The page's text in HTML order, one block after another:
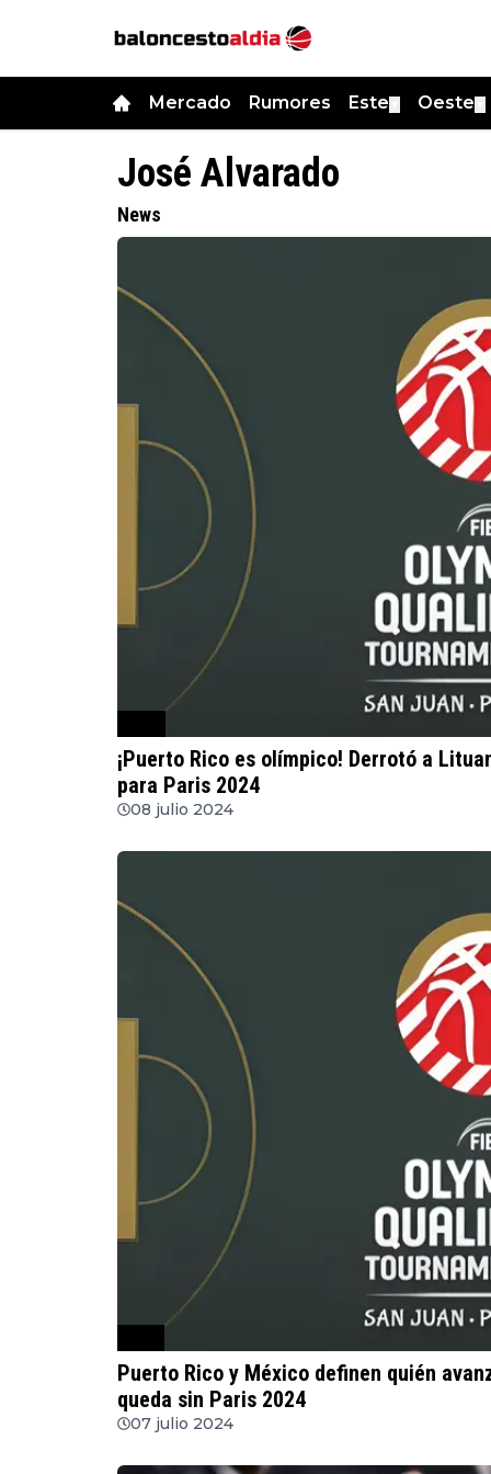
Mercado Rumores Este Oeste
José Alvarado
News
¡Puerto Rico es olímpico! Derrotó a
para Paris 2024
08 julio 2024
Puerto Rico y México definen quién
queda sin Paris 2024
07 julio 2024